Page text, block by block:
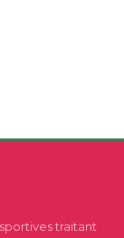
traitant